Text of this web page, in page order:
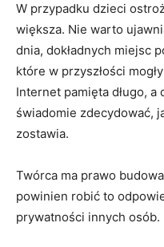
W przypadku dzieci
większa. Nie warto
dnia, dokładnych miejsc
które w przyszłości
Internet pamięta długo,
świadomie zdecydować,
zostawia.
Twórca ma prawo
powinien robić to
prywatności innych osób.